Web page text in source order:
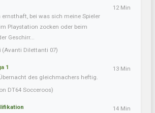
bei was sich meine Spieler
Playstation zocken oder beim
Geschirr...
(Avanti Dilettanti 07)
12 Min
1
des gleichmachers heftig.
DT64 Socceroos)
13 Min
14 Min